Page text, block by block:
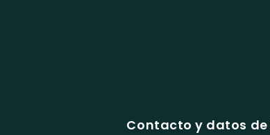
Contacto y datos de